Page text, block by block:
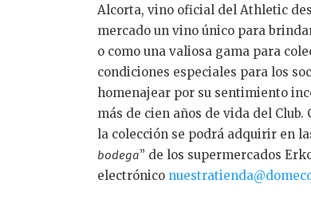
Alcorta, vino oficial del Athletic
mercado un vino único para
o como una valiosa gama para
condiciones especiales para los
homenajear por su sentimiento
más de cien años de vida del Club.
la colección se podrá adquirir en
bodega” de los supermercados
electrónico